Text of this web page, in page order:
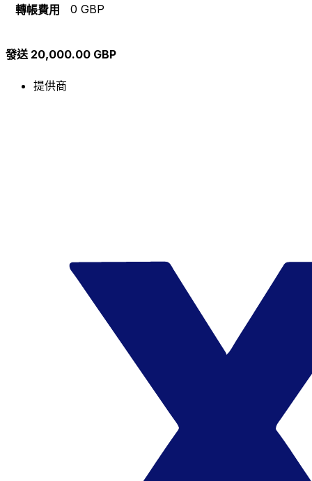
轉帳費用 0 GBP
發送 20,000.00 GBP
提供商